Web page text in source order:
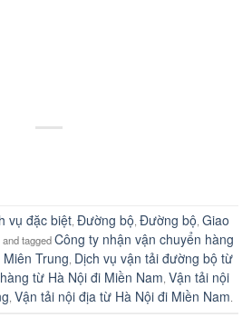
vụ đặc biệt, Đường bộ Đường bộ Giao
and taggedCông ty nhận vận chuyển hàng
Trung Dịch vụ vận tải đường bộ từ
từ Hà Nội đi Miền Nam Vận tải nội
Vận tải nội địa từ Hà Nội đi Miền Nam